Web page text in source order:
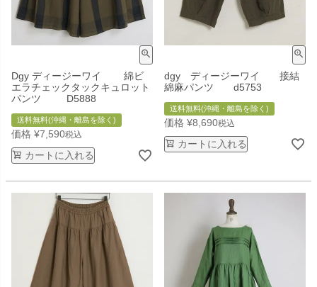
Dgy ディージーワイ 綿ビ
エラチェックタックキュロット
パンツ D5888
送料無料(沖縄・離島を除く)
価格 ¥7,590税込
カートに入れる
dgy ディージーワイ 接結
綿麻パンツ d5753
送料無料(沖縄・離島を除く)
価格 ¥8,690税込
カートに入れる